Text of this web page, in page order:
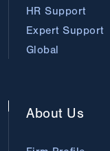
HR Support
Expert Support
Global
About Us